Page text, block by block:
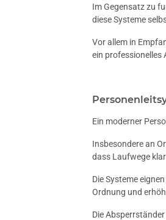
Im Gegensatz zu
diese Systeme
Vor allem in
ein professionelles
Ein moderner
Insbesondere an
dass Laufwege
Die Systeme
Ordnung und
Die